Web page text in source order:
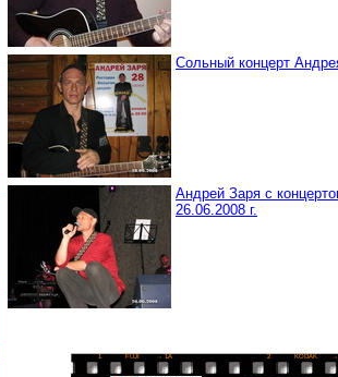
Сольный концерт
Андрей Заря с
26.06.2008 г.
1 FUJI → 1A 2 KODAK →